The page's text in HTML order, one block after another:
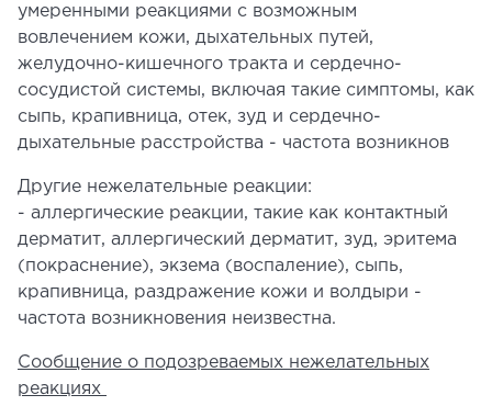
умеренными реакциями с возможным
вовлечением кожи, дыхательных путей,
желудочно-кишечного тракта и сердечно-
сосудистой системы, включая такие симптомы, как
сыпь, крапивница, отек, зуд и сердечно-
дыхательные расстройства - частота возникнов
Другие нежелательные реакции:
- аллергические реакции, такие как контактный
дерматит, аллергический дерматит, зуд, эритема
(покраснение), экзема (воспаление), сыпь,
крапивница, раздражение кожи и волдыри -
частота возникновения неизвестна.
Сообщение о подозреваемых нежелательных
реакциях